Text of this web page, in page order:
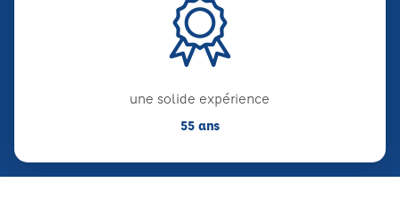
une solide expérience
55 ans